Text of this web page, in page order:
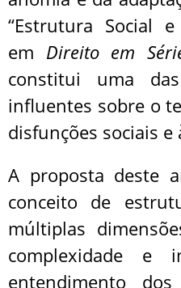
“Estrutura Social
em Direito em
constitui uma
influentes sobre o
disfunções sociais
A proposta deste
conceito de
múltiplas
complexidade e
entendimento